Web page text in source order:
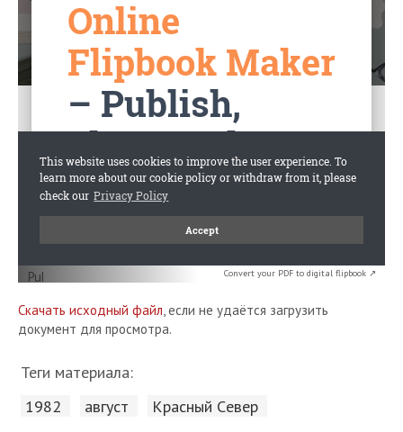
Convert your PDF to digital flipbook ↗
Скачать исходный файл, если не удаётся загрузить
документ для просмотра.
Теги материала:
1982 август Красный Cевер